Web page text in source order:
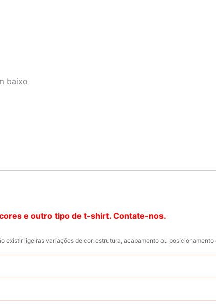
baixo
e outro tipo de t-shirt. Contate-nos.
existir ligeiras variações de cor, estrutura, acabamento ou